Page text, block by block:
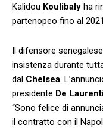
Kalidou Koulibaly ha
partenopeo fino al 2021.
Il difensore
insistenza durante
dal Chelsea .
presidente De
“Sono felice di
il contratto con il